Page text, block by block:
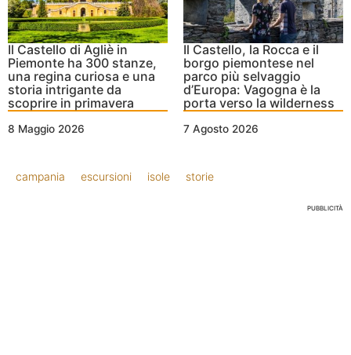
Il Castello di Agliè in
Piemonte ha 300 stanze,
una regina curiosa e una
storia intrigante da
scoprire in primavera
8 Maggio 2026
Il Castello, la Rocca e il
borgo piemontese nel
parco più selvaggio
d’Europa: Vagogna è la
porta verso la wilderness
7 Agosto 2026
campania escursioni isole storie
PUBBLICITÀ